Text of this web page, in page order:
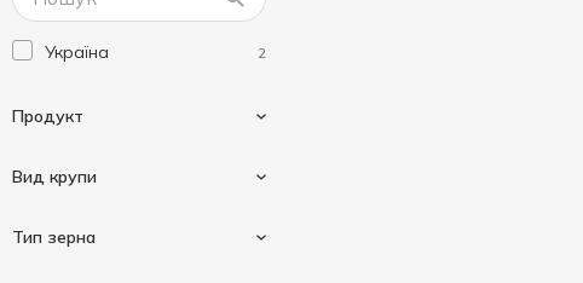
Україна 2
Продукт
Вид крупи
Тип зерна